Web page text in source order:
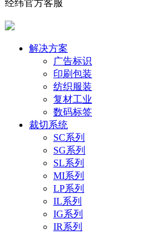
经纬官方客服
解决方案
广告标识
印刷包装
纺织服装
复材工业
数码标签
裁切系统
SC系列
SG系列
SL系列
MI系列
LP系列
IL系列
IG系列
IR系列